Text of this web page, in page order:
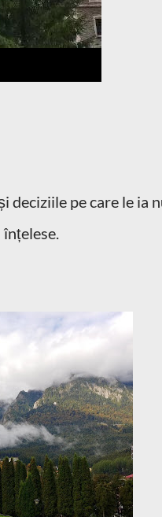
deciziile pe care le ia